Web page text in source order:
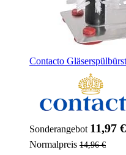
Contacto
Sonderangebot 11,97 €
Normalpreis 14,96 €